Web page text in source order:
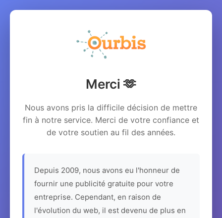
Merci 🫶
Nous avons pris la difficile décision de mettre
fin à notre service. Merci de votre confiance et
de votre soutien au fil des années.
Depuis 2009, nous avons eu l'honneur de
fournir une publicité gratuite pour votre
entreprise. Cependant, en raison de
l'évolution du web, il est devenu de plus en